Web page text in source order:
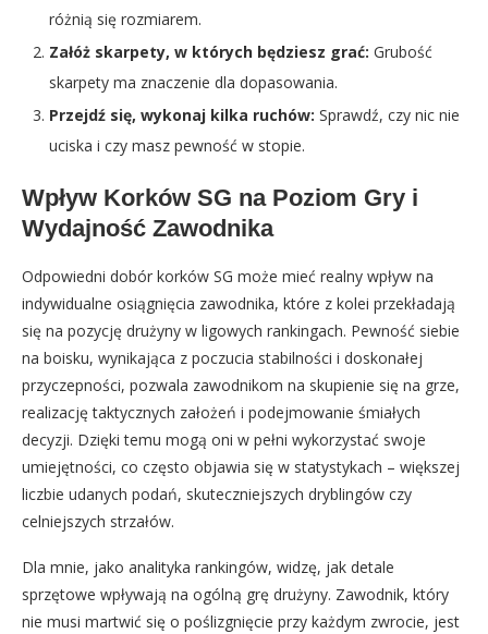
różnią się rozmiarem.
Załóż skarpety, w których będziesz grać: Grubość
skarpety ma znaczenie dla dopasowania.
Przejdź się, wykonaj kilka ruchów: Sprawdź, czy nic nie
uciska i czy masz pewność w stopie.
Wpływ Korków SG na Poziom Gry i
Wydajność Zawodnika
Odpowiedni dobór korków SG może mieć realny wpływ na
indywidualne osiągnięcia zawodnika, które z kolei przekładają
się na pozycję drużyny w ligowych rankingach. Pewność siebie
na boisku, wynikająca z poczucia stabilności i doskonałej
przyczepności, pozwala zawodnikom na skupienie się na grze,
realizację taktycznych założeń i podejmowanie śmiałych
decyzji. Dzięki temu mogą oni w pełni wykorzystać swoje
umiejętności, co często objawia się w statystykach – większej
liczbie udanych podań, skuteczniejszych dryblingów czy
celniejszych strzałów.
Dla mnie, jako analityka rankingów, widzę, jak detale
sprzętowe wpływają na ogólną grę drużyny. Zawodnik, który
nie musi martwić się o poślizgnięcie przy każdym zwrocie, jest